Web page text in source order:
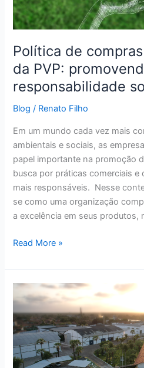
Política de
da PVP:
responsabilidade
Blog / Renato Filho
Em um mundo cada vez mais
ambientais e sociais, as
papel importante na promoção
busca por práticas comerciais e
mais responsáveis. Nesse
se como uma organização
a excelência em seus
a
responsabilidade
Read More »
importância
de
ser
uma
empresa